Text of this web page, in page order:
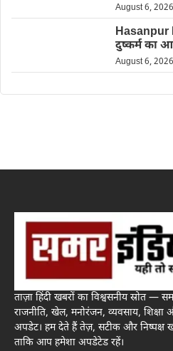
August 6, 2026
Hasanpur
दुष्कर्म का
August 6, 2026
ताज़ा हिंदी खबरों का विश्वसनीय स्रोत — समर
राजनीति, खेल, मनोरंजन, व्यवसाय,
अपडेट। हम देते हैं तेज़, सटीक और निष्पक्ष
ताकि आप हमेशा अपडेटेड रहें।